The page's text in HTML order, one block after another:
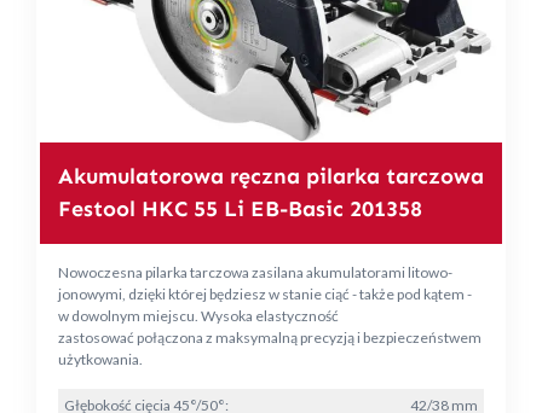
Akumulatorowa ręczna pilarka tarczowa
Festool HKC 55 Li EB-Basic 201358
Nowoczesna pilarka tarczowa zasilana akumulatorami litowo-
jonowymi, dzięki której będziesz w stanie ciąć - także pod kątem -
w dowolnym miejscu. Wysoka elastyczność
zastosować połączona z maksymalną precyzją i bezpieczeństwem
użytkowania.
Głębokość cięcia 45°/50°: 42/38 mm